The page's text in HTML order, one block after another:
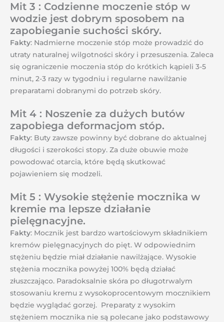
Mit 3 : Codzienne moczenie stóp w
wodzie jest dobrym sposobem na
zapobieganie suchości skóry.
Fakty: Nadmierne moczenie stóp może prowadzić do
utraty naturalnej wilgotności skóry i przesuszenia. Zaleca
się ograniczenie moczenia stóp do krótkich kąpieli 3-5
minut, 2-3 razy w tygodniu i regularne nawilżanie
preparatami dobranymi do potrzeb skóry.
Mit 4 : Noszenie za dużych butów
zapobiega deformacjom stóp.
Fakty: Buty zawsze powinny być dobrane do aktualnej
długości i szerokości stopy. Za duże obuwie może
powodować otarcia, które będą skutkować
pojawieniem się modzeli.
Mit 5 : Wysokie stężenie mocznika w
kremie ma lepsze działanie
pielęgnacyjne.
Fakty: Mocznik jest bardzo wartościowym składnikiem
kremów pielęgnacyjnych do pięt. W odpowiednim
stężeniu będzie miał działanie nawilżające. Wysokie
stężenia mocznika powyżej 100% będą działać
złuszczająco. Paradoksalnie skóra po długotrwalym
stosowaniu kremu z wysokoprocentowym mocznikiem
będzie wyglądać gorzej. Preparaty z wysokim
stężeniem mocznika nie są polecane jako podstawowy